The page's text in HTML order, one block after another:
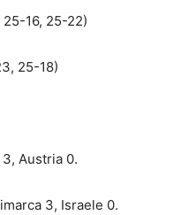
16, 25-22)
25-18)
Austria 0.
3, Israele 0.